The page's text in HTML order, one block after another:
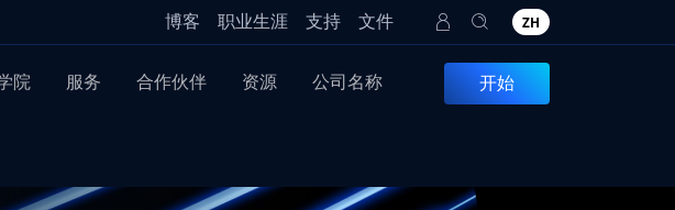
博客 职业生涯 支持 文件 ZH
院 服务 合作伙伴 资源 公司名称 开始